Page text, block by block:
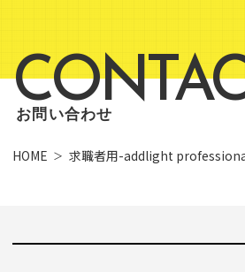
お問い合わせ
HOME 求職者用-addlight